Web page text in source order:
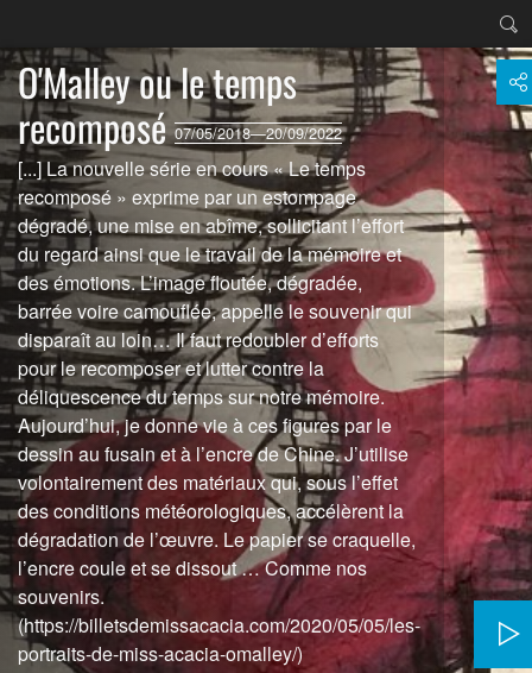
O'Malley ou le temps
recomposé07/05/2018—20/09/2022
[...] La nouvelle série en cours « Le temps
recomposé » exprime par un estompage
dégradé, une mise en abîme, sollicitant l’effort
du regard ainsi que le travail de la mémoire et
des émotions. L’image floutée, dégradée,
barrée voire camouflée, appelle le souvenir qui
disparaît au loin… Il faut redoubler d’efforts
pour le recomposer et lutter contre la
déliquescence du temps sur notre mémoire.
Aujourd’hui, je donne vie à ces figures par le
dessin au fusain et à l’encre de Chine. J’utilise
volontairement des matériaux qui, sous l’effet
des conditions météorologiques, accélèrent la
dégradation de l’œuvre. Le papier se craquelle,
l’encre coule et se dissout … Comme nos
souvenirs.
(https://billetsdemissacacia.com/2020/05/05/les-
portraits-de-miss-acacia-omalley/)